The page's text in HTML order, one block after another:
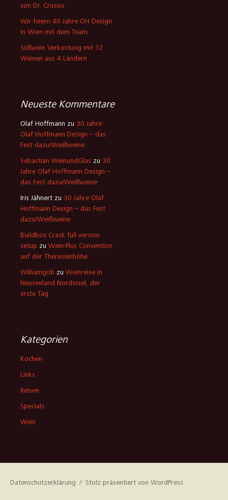
von Dr. Crusius
Wir feiern 40 Jahre OH Design
in Wien mit dem Team
Süßwein Verkostung mit 12
Weinen aus 4 Ländern
Neueste Kommentare
Olaf Hoffmann zu 30 Jahre
Olaf Hoffmann Design – das
Fest dazu/Weißweine
Sebastian WeinundGlas zu 30
Jahre Olaf Hoffmann Design –
das Fest dazu/Weißweine
Iris Jähnert zu 30 Jahre Olaf
Hoffmann Design – das Fest
dazu/Weißweine
Buildbox Crack full version
setup zu Wein-Plus Convention
auf der Theresienhöhe
Williamgob zu Weinreise in
Neuseeland Nordinsel, der
erste Tag
Kategorien
Kochen
Links
Reisen
Specials
Wein
Datenschutzerklärung Stolz präsentiert von WordPress